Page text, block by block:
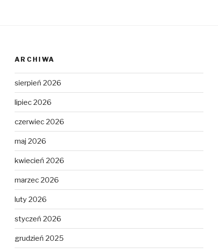
ARCHIWA
sierpień 2026
lipiec 2026
czerwiec 2026
maj 2026
kwiecień 2026
marzec 2026
luty 2026
styczeń 2026
grudzień 2025